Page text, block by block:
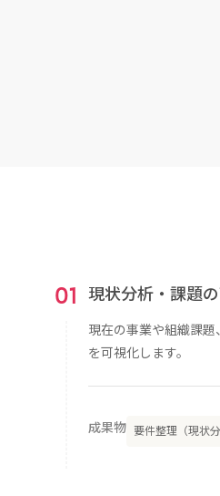
01 現状分析・課題
現在の事業や組織課
を可視化します。
成果物 要件整理（現状